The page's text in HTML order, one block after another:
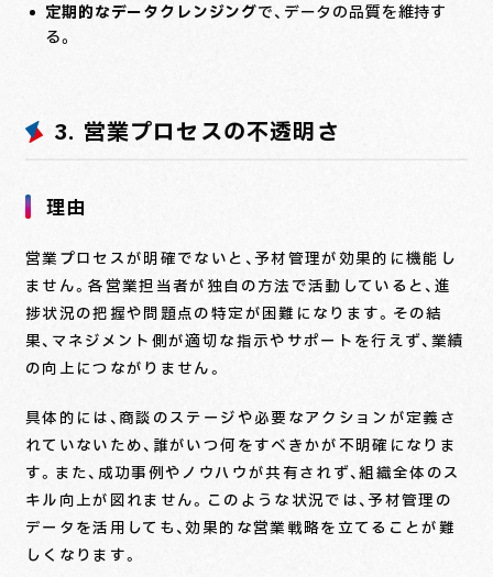
定期的なデータクレンジングで、データの品質を維持す
る。
3. 営業プロセスの不透明さ
理由
営業プロセスが明確でないと、予材管理が効果的に機能し
ません。各営業担当者が独自の方法で活動していると、進
捗状況の把握や問題点の特定が困難になります。その結
果、マネジメント側が適切な指示やサポートを行えず、業績
の向上につながりません。
具体的には、商談のステージや必要なアクションが定義さ
れていないため、誰がいつ何をすべきかが不明確になりま
す。また、成功事例やノウハウが共有されず、組織全体のス
キル向上が図れません。このような状況では、予材管理の
データを活用しても、効果的な営業戦略を立てることが難
しくなります。